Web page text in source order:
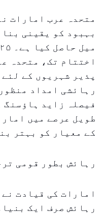
متحدہ عرب امارات
بہبود کو یقینی
اختتام تک، متحدہ
رہائشی امداد
فیصلہ زاید ہاؤسنگ
طویل عرصے میں
کے معیار کو بہتر
رہائش بطور قومی
امارات کی قیادت نے
رہائش صرف ایک